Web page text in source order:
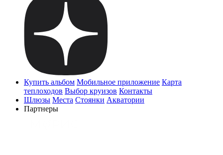
Купить альбом Мобильное приложение Карта
теплоходов Выбор круизов Контакты
Шлюзы Места Стоянки Акватории
Партнеры